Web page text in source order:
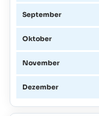
September
Oktober
November
Dezember